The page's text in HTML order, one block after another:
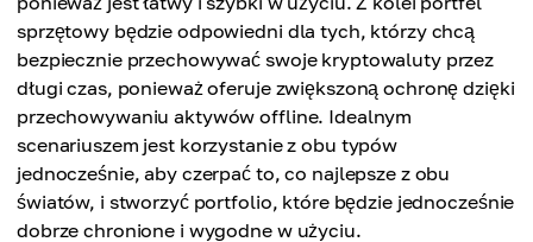
płatności i regularnego zarządzania portfolio.
Szybkość transakcji.
Szybsze i łatwiejsze w codziennym wysyłaniu,
odbieraniu i swap.
Łatwość obsługi.
Zazwyczaj przyjazne dla początkujących, z
prostymi i intuicyjnymi interfejsami.
Najlepsze zastosowanie.
online.
Wygoda.
Mniej wygodne przy częstych transakcjach,
ponieważ wymagają osobnego urządzenia.
Szybkość transakcji.
Wolniejsze, ponieważ transakcje zwykle wymagają
podłączenia urządzenia i potwierdzenia operacji na
nim.
sprzętowy będzie odpowiedni dla tych, którzy chcą
bezpiecznie przechowywać swoje kryptowaluty przez
długi czas, ponieważ oferuje zwiększoną ochronę dzięki
przechowywaniu aktywów offline. Idealnym
scenariuszem jest korzystanie z obu typów
jednocześnie, aby czerpać to, co najlepsze z obu
światów, i stworzyć portfolio, które będzie jednocześnie
dobrze chronione i wygodne w użyciu.